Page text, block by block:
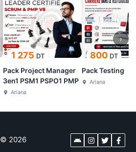
1 275 DT
Pack Project Manager
3en1 PSM1 PSPO1 PMP
Ariana
800 DT
Pack Testing
Ariana
›
© 2026